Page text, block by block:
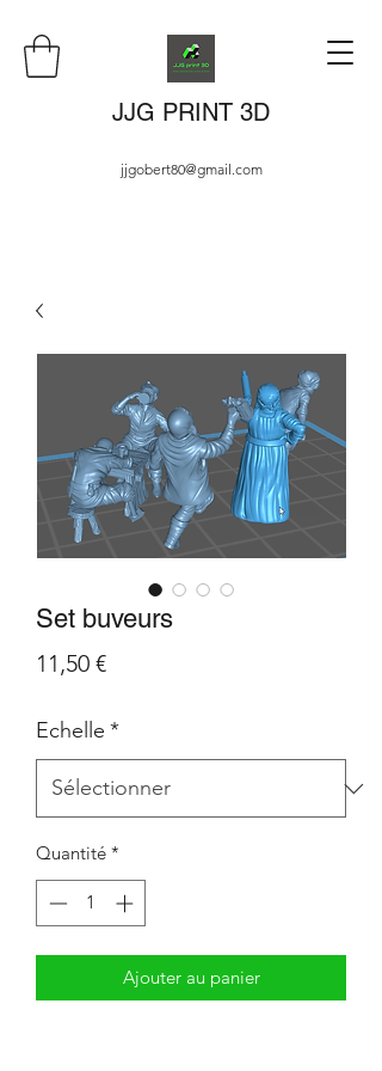
JJG PRINT 3D
jjgobert80@gmail.com
Set buveurs
11,50 €Prix
Echelle *
Quantité *
Ajouter au panier